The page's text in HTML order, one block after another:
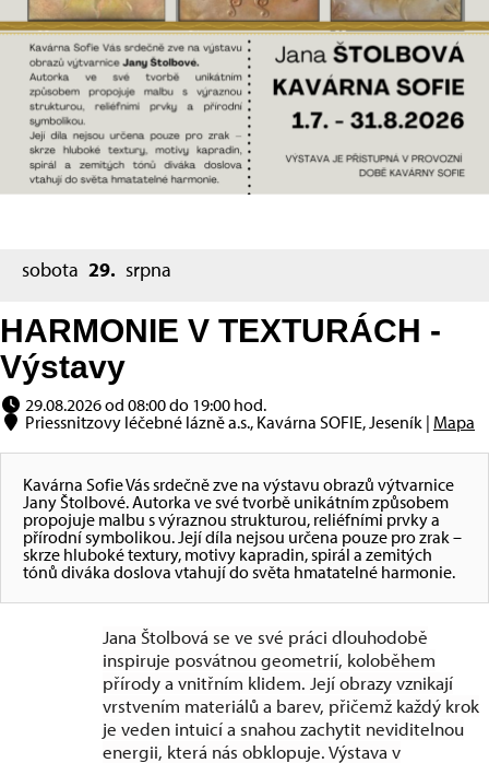
sobota 29. srpna
HARMONIE V TEXTURÁCH -
Výstavy
29.08.2026 od 08:00 do 19:00 hod.
Priessnitzovy léčebné lázně a.s., Kavárna SOFIE, Jeseník | Mapa
Kavárna Sofie Vás srdečně zve na výstavu obrazů výtvarnice
Jany Štolbové. Autorka ve své tvorbě unikátním způsobem
propojuje malbu s výraznou strukturou, reliéfními prvky a
přírodní symbolikou. Její díla nejsou určena pouze pro zrak –
skrze hluboké textury, motivy kapradin, spirál a zemitých
tónů diváka doslova vtahují do světa hmatatelné harmonie.
Jana Štolbová se ve své práci dlouhodobě
inspiruje posvátnou geometrií, koloběhem
přírody a vnitřním klidem. Její obrazy vznikají
vrstvením materiálů a barev, přičemž každý krok
je veden intuicí a snahou zachytit neviditelnou
energii, která nás obklopuje. Výstava v